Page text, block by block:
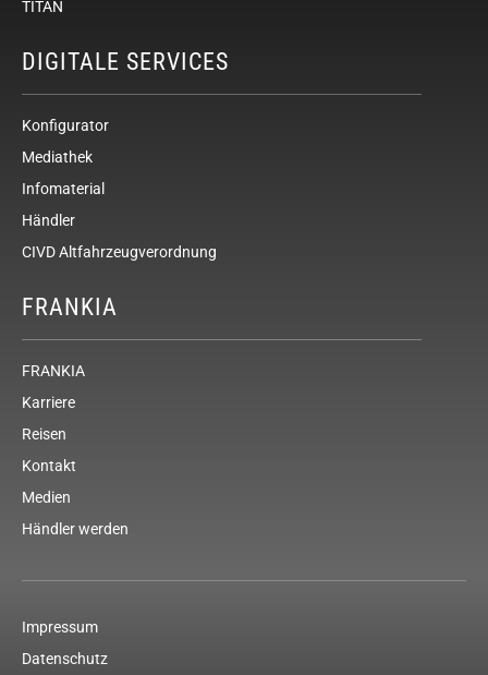
TITAN
DIGITALE SERVICES
Konfigurator
Mediathek
Infomaterial
Händler
CIVD Altfahrzeugverordnung
FRANKIA
FRANKIA
Karriere
Reisen
Kontakt
Medien
Händler werden
Impressum
Datenschutz